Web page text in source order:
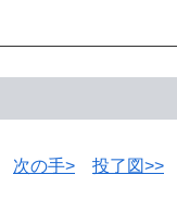
次の手> 投了図>>